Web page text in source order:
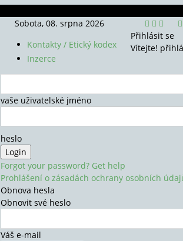
Sobota, 08. srpna 2026
Kontakty / Etický kodex
Inzerce
Přihlásit se
Vítejte!
vaše uživatelské jméno
heslo
Forgot your password? Get help
Prohlášení o zásadách ochrany osobních
Obnova hesla
Obnovit své heslo
Váš e-mail